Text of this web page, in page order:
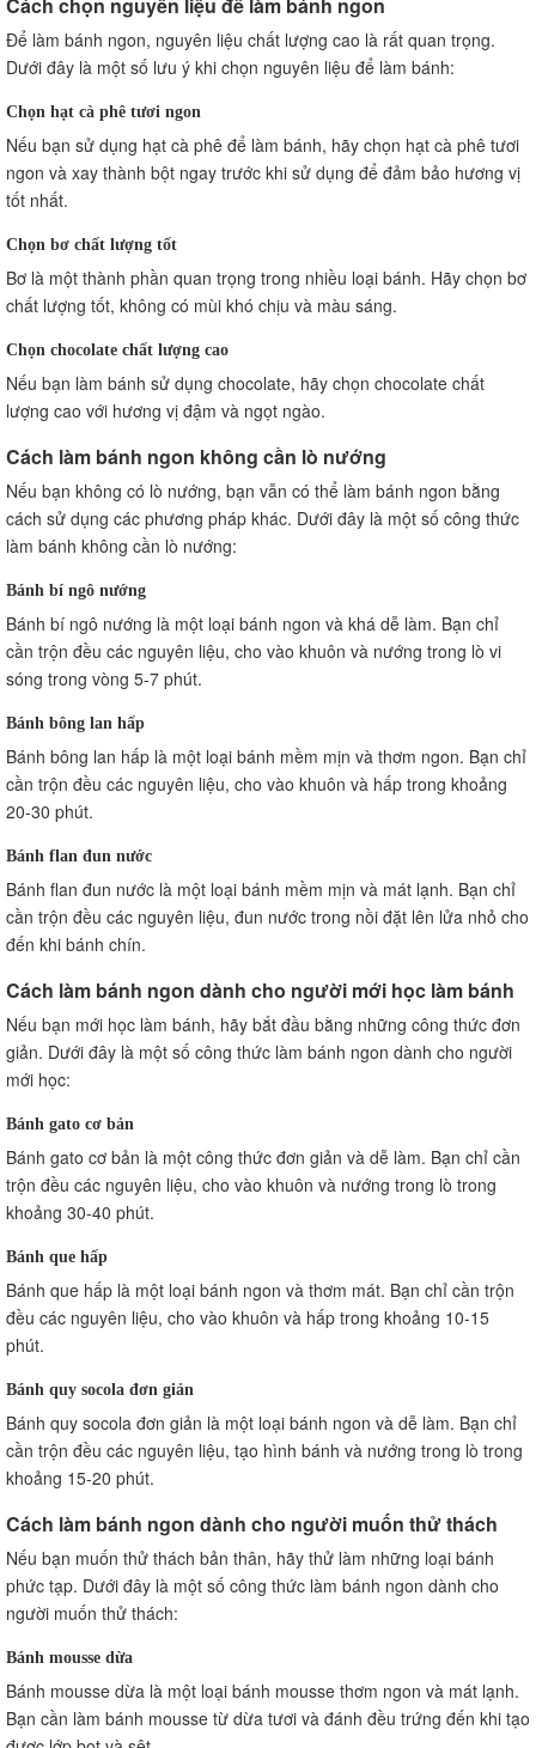
Để làm bánh ngon, nguyên liệu chất lượng cao là rất quan trọng.
Dưới đây là một số lưu ý khi chọn nguyên liệu để làm bánh:
Chọn hạt cà phê tươi ngon
Nếu bạn sử dụng hạt cà phê để làm bánh, hãy chọn hạt cà phê tươi
ngon và xay thành bột ngay trước khi sử dụng để đảm bảo hương vị
tốt nhất.
Chọn bơ chất lượng tốt
Bơ là một thành phần quan trọng trong nhiều loại bánh. Hãy chọn bơ
chất lượng tốt, không có mùi khó chịu và màu sáng.
Chọn chocolate chất lượng cao
Nếu bạn làm bánh sử dụng chocolate, hãy chọn chocolate chất
lượng cao với hương vị đậm và ngọt ngào.
Cách làm bánh ngon không cần lò nướng
Nếu bạn không có lò nướng, bạn vẫn có thể làm bánh ngon bằng
cách sử dụng các phương pháp khác. Dưới đây là một số công thức
làm bánh không cần lò nướng:
Bánh bí ngô nướng
Bánh bí ngô nướng là một loại bánh ngon và khá dễ làm. Bạn chỉ
cần trộn đều các nguyên liệu, cho vào khuôn và nướng trong lò vi
sóng trong vòng 5-7 phút.
Bánh bông lan hấp
Bánh bông lan hấp là một loại bánh mềm mịn và thơm ngon. Bạn chỉ
cần trộn đều các nguyên liệu, cho vào khuôn và hấp trong khoảng
20-30 phút.
Bánh flan đun nước
Bánh flan đun nước là một loại bánh mềm mịn và mát lạnh. Bạn chỉ
cần trộn đều các nguyên liệu, đun nước trong nồi đặt lên lửa nhỏ cho
đến khi bánh chín.
Cách làm bánh ngon dành cho người mới học làm bánh
Nếu bạn mới học làm bánh, hãy bắt đầu bằng những công thức đơn
giản. Dưới đây là một số công thức làm bánh ngon dành cho người
mới học:
Bánh gato cơ bản
Bánh gato cơ bản là một công thức đơn giản và dễ làm. Bạn chỉ cần
trộn đều các nguyên liệu, cho vào khuôn và nướng trong lò trong
khoảng 30-40 phút.
Bánh que hấp
Bánh que hấp là một loại bánh ngon và thơm mát. Bạn chỉ cần trộn
đều các nguyên liệu, cho vào khuôn và hấp trong khoảng 10-15
phút.
Bánh quy socola đơn giản
Bánh quy socola đơn giản là một loại bánh ngon và dễ làm. Bạn chỉ
cần trộn đều các nguyên liệu, tạo hình bánh và nướng trong lò trong
khoảng 15-20 phút.
Cách làm bánh ngon dành cho người muốn thử thách
Nếu bạn muốn thử thách bản thân, hãy thử làm những loại bánh
phức tạp. Dưới đây là một số công thức làm bánh ngon dành cho
người muốn thử thách:
Bánh mousse dừa
Bánh mousse dừa là một loại bánh mousse thơm ngon và mát lạnh.
Bạn cần làm bánh mousse từ dừa tươi và đánh đều trứng đến khi tạo